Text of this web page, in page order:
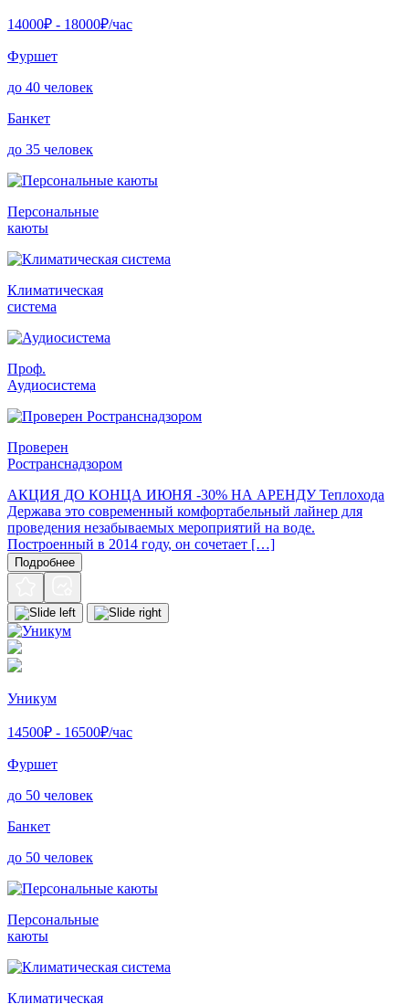
14000₽ - 18000₽/час
Фуршет
до 40 человек
Банкет
до 35 человек
Персональные
каюты
Климатическая
система
Проф.
Аудиосистема
Проверен
Ространснадзором
АКЦИЯ ДО КОНЦА ИЮНЯ -30% НА АРЕНДУ Теплохода
Держава это современный комфортабельный лайнер для
проведения незабываемых мероприятий на воде.
Построенный в 2014 году, он сочетает […]
Подробнее
Уникум
14500₽ - 16500₽/час
Фуршет
до 50 человек
Банкет
до 50 человек
Персональные
каюты
Климатическая